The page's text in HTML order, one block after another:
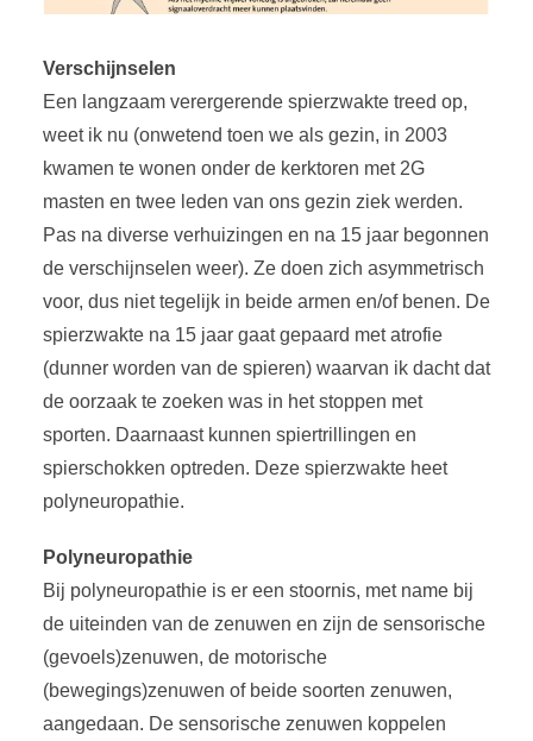
Verschijnselen
Een langzaam verergerende spierzwakte treed op,
weet ik nu (onwetend toen we als gezin, in 2003
kwamen te wonen onder de kerktoren met 2G
masten en twee leden van ons gezin ziek werden.
Pas na diverse verhuizingen en na 15 jaar begonnen
de verschijnselen weer). Ze doen zich asymmetrisch
voor, dus niet tegelijk in beide armen en/of benen. De
spierzwakte na 15 jaar gaat gepaard met atrofie
(dunner worden van de spieren) waarvan ik dacht dat
de oorzaak te zoeken was in het stoppen met
sporten. Daarnaast kunnen spiertrillingen en
spierschokken optreden. Deze spierzwakte heet
polyneuropathie.
Polyneuropathie
Bij polyneuropathie is er een stoornis, met name bij
de uiteinden van de zenuwen en zijn de sensorische
(gevoels)zenuwen, de motorische
(bewegings)zenuwen of beide soorten zenuwen,
aangedaan. De sensorische zenuwen koppelen